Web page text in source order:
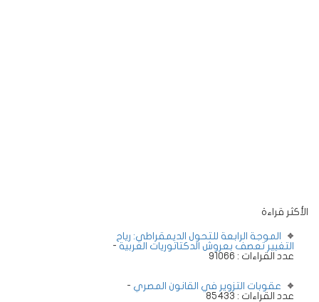
الأكثر قراءة
الموجة الرابعة للتحول الديمقراطي: رياح
التغيير تعصف بعروش الدكتاتوريات العربية -
عدد القراءات : 91066
عقوبات التزوير في القانون المصري -
عدد القراءات : 85433